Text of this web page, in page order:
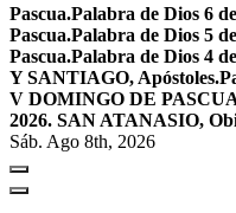
Pascua.Palabra de Dios 6
Pascua.Palabra de Dios 5
Pascua.Palabra de Dios 4
Y SANTIAGO, Apóstoles.
V DOMINGO DE
2026. SAN ATANASIO,
Sáb. Ago 8th, 2026